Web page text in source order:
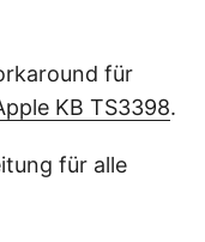
für
KB TS3398.
für alle